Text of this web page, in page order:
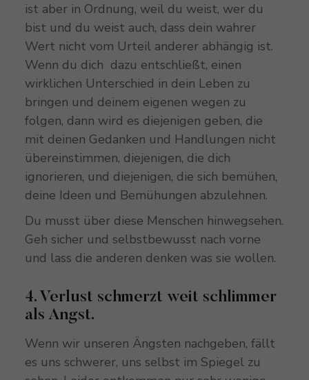
ist aber in Ordnung, weil du weist, wer du
bist und du weist auch, dass dein wahrer
Wert nicht vom Urteil anderer abhängig ist.
Wenn du dich dazu entschließt, einen
wirklichen Unterschied in dein Leben zu
bringen und deinem eigenen wegen zu
folgen, dann wird es diejenigen geben, die
mit deinen Gedanken und Handlungen nicht
übereinstimmen, diejenigen, die dich
ignorieren, und diejenigen, die sich bemühen,
deine Ideen und Bemühungen abzulehnen.
Du musst über diese Menschen hinwegsehen.
Geh sicher und selbstbewusst nach vorne
und lass die anderen denken was sie wollen.
4. Verlust schmerzt weit schlimmer
als Angst.
Wenn wir unseren Ängsten nachgeben, fällt
es uns schwerer, uns selbst im Spiegel zu